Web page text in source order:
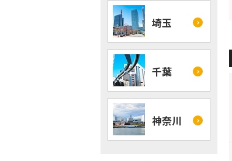
埼玉
千葉
神奈川